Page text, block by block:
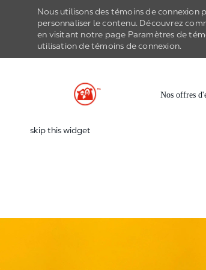
Nous utilisons des témoins de
personnaliser le contenu. Découvrez
en visitant notre page Paramètres de
utilisation detémoins de connexion.
Skip to main content
Nos offres
skip this widget